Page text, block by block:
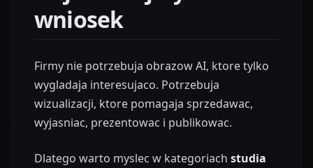
wniosek
Firmy nie potrzebuja obrazow AI, ktore tylko
wygladaja interesujaco. Potrzebuja
wizualizacji, ktore pomagaja sprzedawac,
wyjasniac, prezentowac i publikowac.
Dlatego warto myslec w kategoriach studia